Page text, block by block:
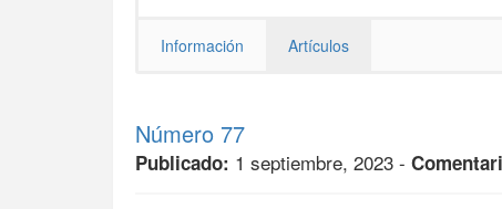
Información Artículos
Número 77
Publicado: 1 septiembre, 2023 -